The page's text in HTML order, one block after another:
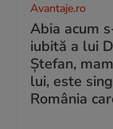
Avantaje.ro
Abia acum
iubită a lui
Ștefan,
lui, este
România